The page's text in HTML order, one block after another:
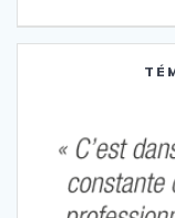
l’article